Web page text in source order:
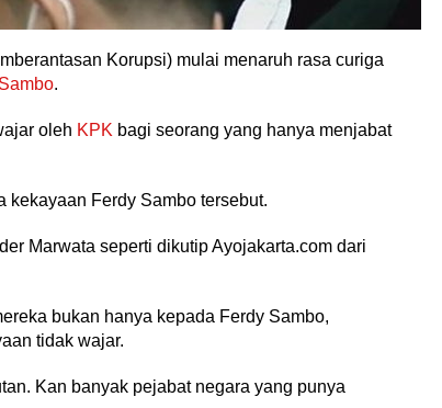
Korupsi) mulai menaruh rasa curiga
.
oleh KPK bagi seorang yang hanya menjabat
kekayaan Ferdy Sambo tersebut.
Marwata seperti dikutip Ayojakarta.com dari
bukan hanya kepada Ferdy Sambo,
tidak wajar.
Kan banyak pejabat negara yang punya